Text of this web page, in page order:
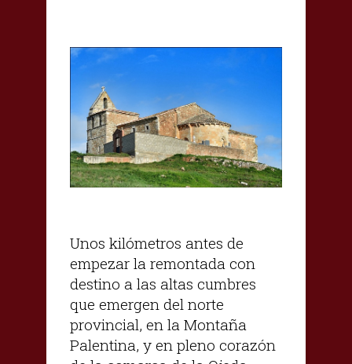
Unos kilómetros antes de
empezar la remontada con
destino a las altas cumbres
que emergen del norte
provincial, en la Montaña
Palentina, y en pleno corazón